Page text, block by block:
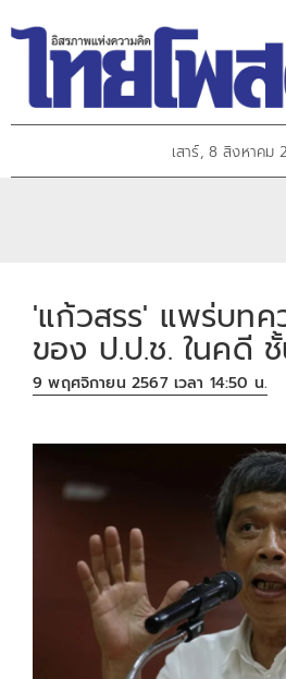
เสาร์, 8 สิงหาคม
'แก้วสรร' แพร่บทค
ของ ป.ป.ช. ในคดี
9 พฤศจิกายน 2567 เวลา 14:50 น.